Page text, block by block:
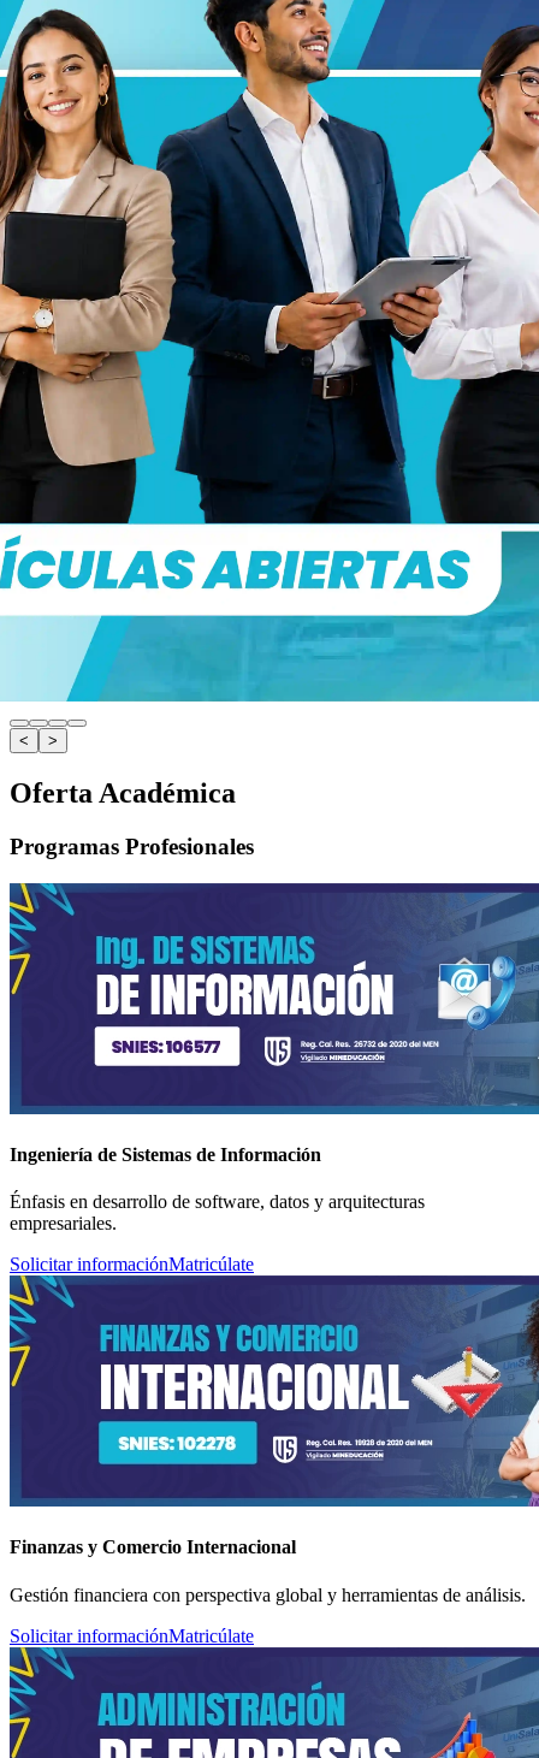
< >
Oferta Académica
Programas Profesionales
Ingeniería de Sistemas de Información
Énfasis en desarrollo de software, datos y arquitecturas
empresariales.
Solicitar informaciónMatricúlate
Finanzas y Comercio Internacional
Gestión financiera con perspectiva global y herramientas de análisis.
Solicitar informaciónMatricúlate